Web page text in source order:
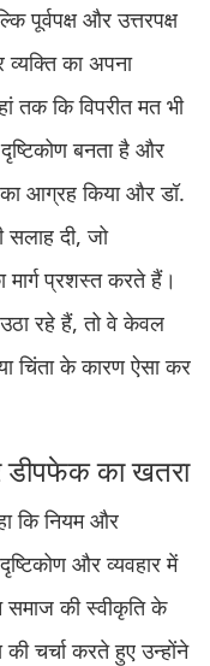
पूर्वपक्ष और उत्तरपक्ष
व्यक्ति का अपना
तक कि विपरीत मत भी
बनता है और
आग्रह किया और डॉ.
दी, जो
प्रशस्त करते हैं।
रहे हैं, तो वे केवल
चिंता के कारण ऐसा कर
डीपफेक का खतरा
कि नियम और
और व्यवहार में
की स्वीकृति के
चर्चा करते हुए उन्होंने